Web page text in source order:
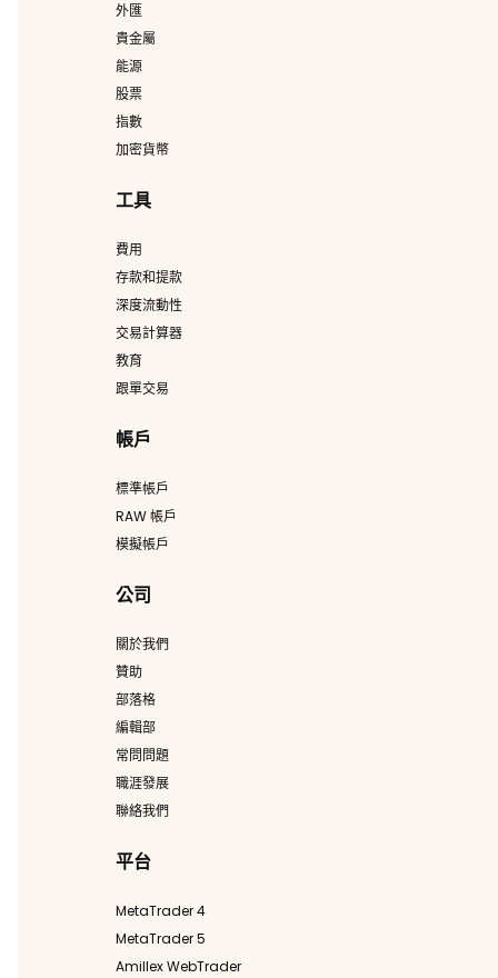
外匯
貴金屬
能源
股票
指數
加密貨幣
工具
費用
存款和提款
深度流動性
交易計算器
教育
跟單交易
帳戶
標準帳戶
RAW 帳戶
模擬帳戶
公司
關於我們
贊助
部落格
編輯部
常問問題
職涯發展
聯絡我們
平台
MetaTrader 4
MetaTrader 5
Amillex WebTrader